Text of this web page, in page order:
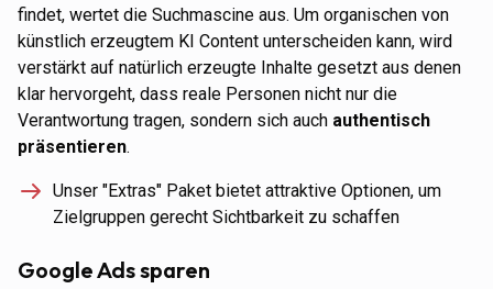
findet, wertet die Suchmascine aus. Um organischen von
künstlich erzeugtem KI Content unterscheiden kann, wird
verstärkt auf natürlich erzeugte Inhalte gesetzt aus denen
klar hervorgeht, dass reale Personen nicht nur die
Verantwortung tragen, sondern sich auch authentisch
präsentieren.
Unser "Extras" Paket bietet attraktive Optionen, um
Zielgruppen gerecht Sichtbarkeit zu schaffen
Google Ads sparen